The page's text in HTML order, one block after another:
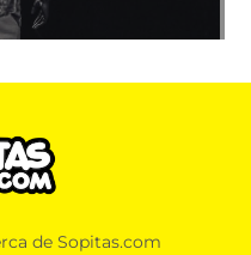
de Sopitas.com